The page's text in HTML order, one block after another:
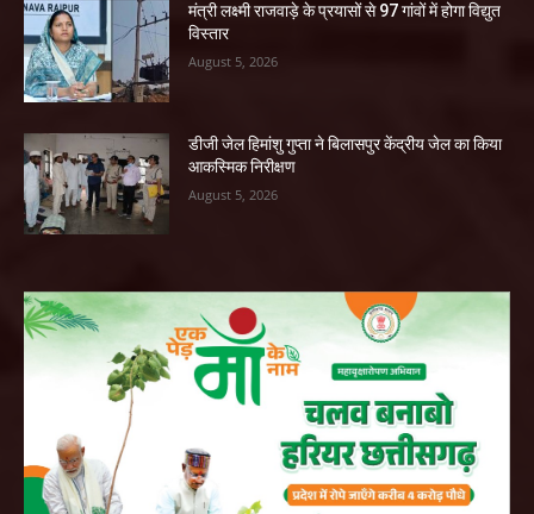
मंत्री लक्ष्मी राजवाड़े के प्रयासों से 97 गांवों में होगा विद्युत
विस्तार
August 5, 2026
डीजी जेल हिमांशु गुप्ता ने बिलासपुर केंद्रीय जेल का किया
आकस्मिक निरीक्षण
August 5, 2026